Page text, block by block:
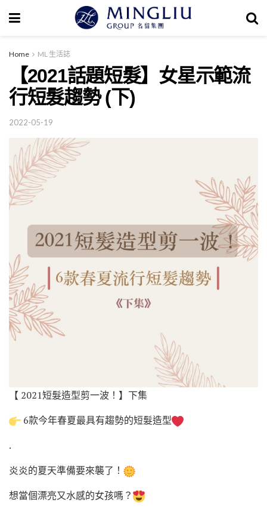
Home ML 生活誌
【2021話題短髮】女星示範流
行短髮趨勢 (下)
2022-05-19
【 2021短髮造型剪一波！】下集
6款今年春夏最具有趨勢的短髮造型
.
炎炎的夏天準備要來襲了！
想當個漂亮又水感的女孩嗎？